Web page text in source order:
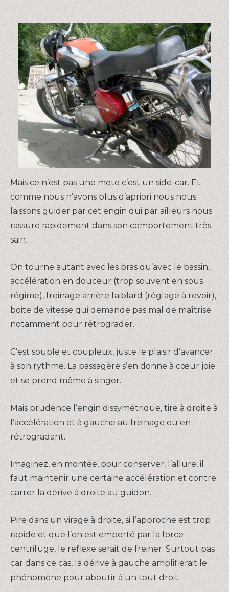
Mais ce n’est pas une moto c’est un side-car. Et
comme nous n’avons plus d’apriori nous nous
laissons guider par cet engin qui par ailleurs nous
rassure rapidement dans son comportement très
sain.
On tourne autant avec les bras qu’avec le bassin,
accélération en douceur (trop souvent en sous
régime), freinage arrière faiblard (réglage à revoir),
boite de vitesse qui demande pas mal de maîtrise
notamment pour rétrograder.
C’est souple et coupleux, juste le plaisir d’avancer
à son rythme. La passagère s’en donne à cœur joie
et se prend même à singer.
Mais prudence l’engin dissymétrique, tire à droite à
l’accélération et à gauche au freinage ou en
rétrogradant.
Imaginez, en montée, pour conserver, l’allure, il
faut maintenir une certaine accélération et contre
carrer la dérive à droite au guidon.
Pire dans un virage à droite, si l’approche est trop
rapide et que l’on est emporté par la force
centrifuge, le reflexe serait de freiner. Surtout pas
car dans ce cas, la dérive à gauche amplifierait le
phénomène pour aboutir à un tout droit.